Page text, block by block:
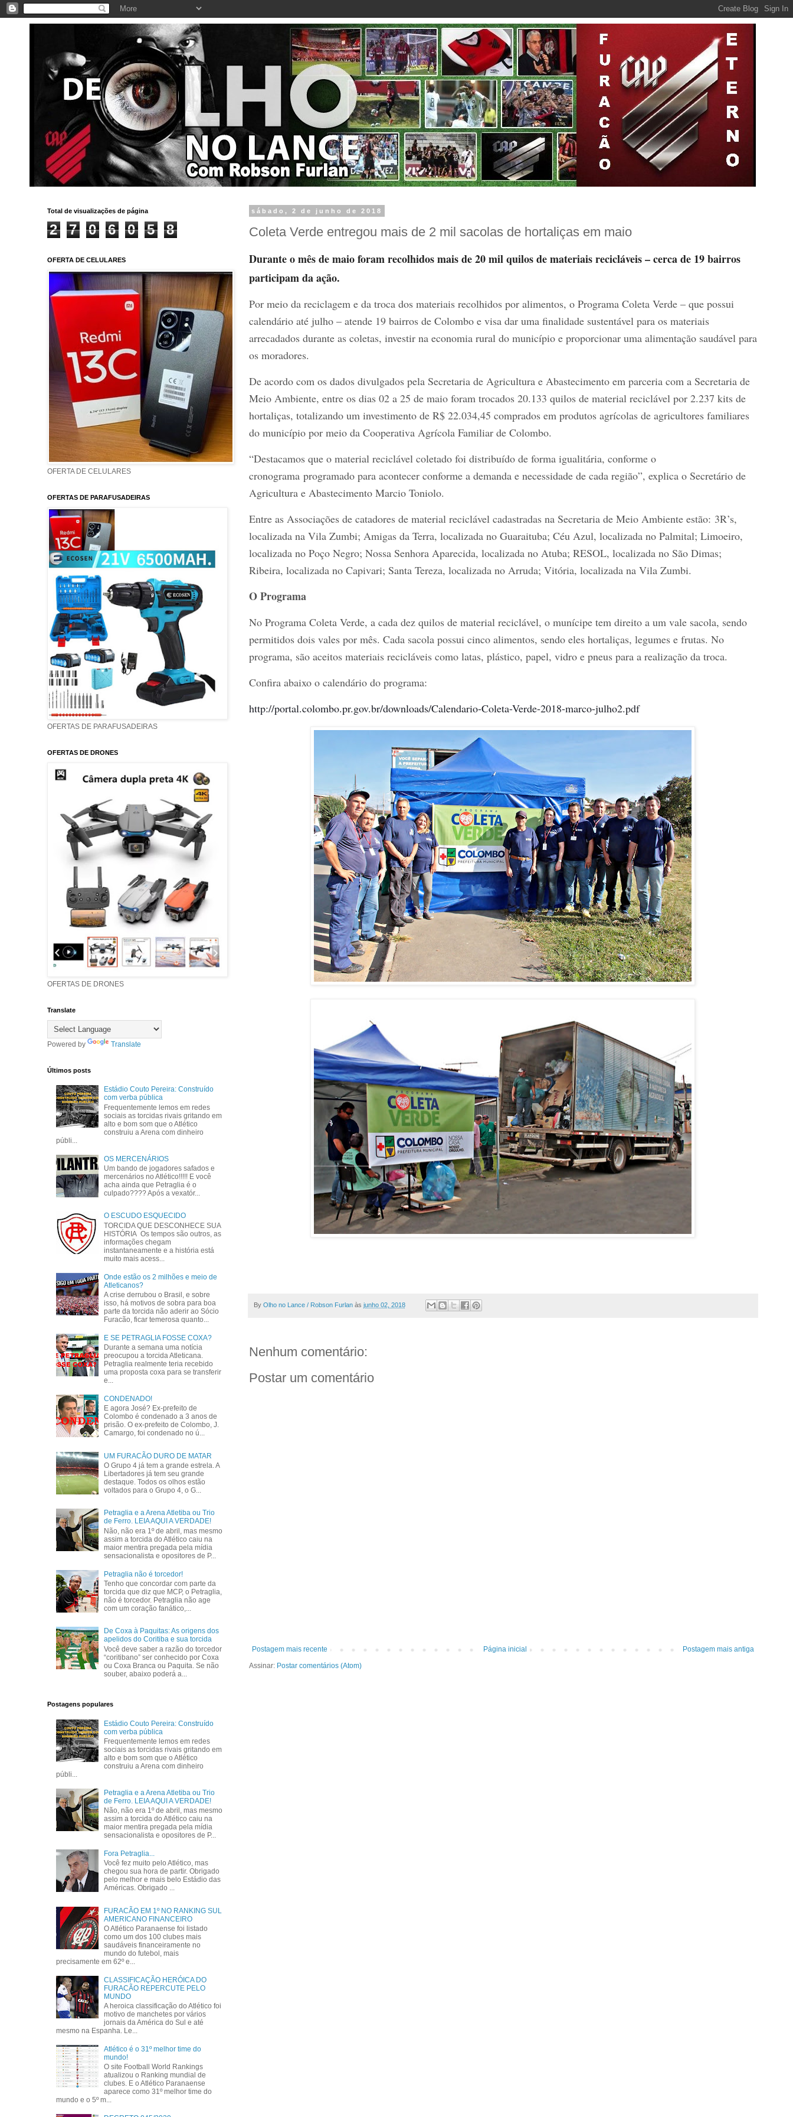
sábado, 2 de junho de 2018
Coleta Verde entregou mais de 2 mil sacolas de hortaliças em maio
Durante o mês de maio foram recolhidos mais de 20 mil quilos de materiais recicláveis – cerca de 19 bairros
participam da ação.
Por meio da reciclagem e da troca dos materiais recolhidos por alimentos, o Programa Coleta Verde – que possui
calendário até julho – atende 19 bairros de Colombo e visa dar uma finalidade sustentável para os materiais
arrecadados durante as coletas, investir na economia rural do município e proporcionar uma alimentação saudável para
os moradores.
De acordo com os dados divulgados pela Secretaria de Agricultura e Abastecimento em parceria com a Secretaria de
Meio Ambiente, entre os dias 02 a 25 de maio foram trocados 20.133 quilos de material reciclável por 2.237 kits de
hortaliças, totalizando um investimento de R$ 22.034,45 comprados em produtos agrícolas de agricultores familiares
do município por meio da Cooperativa Agrícola Familiar de Colombo.
“Destacamos que o material reciclável coletado foi distribuído de forma igualitária, conforme o
cronograma programado para acontecer conforme a demanda e necessidade de cada região”, explica o Secretário de
Agricultura e Abastecimento Marcio Toniolo.
Entre as Associações de catadores de material reciclável cadastradas na Secretaria de Meio Ambiente estão: 3R’s,
localizada na Vila Zumbi; Amigas da Terra, localizada no Guaraituba; Céu Azul, localizada no Palmital; Limoeiro,
localizada no Poço Negro; Nossa Senhora Aparecida, localizada no Atuba; RESOL, localizada no São Dimas;
Ribeira, localizada no Capivari; Santa Tereza, localizada no Arruda; Vitória, localizada na Vila Zumbi.
O Programa
No Programa Coleta Verde, a cada dez quilos de material reciclável, o munícipe tem direito a um vale sacola, sendo
permitidos dois vales por mês. Cada sacola possui cinco alimentos, sendo eles hortaliças, legumes e frutas. No
programa, são aceitos materiais recicláveis como latas, plástico, papel, vidro e pneus para a realização da troca.
Confira abaixo o calendário do programa:
http://portal.colombo.pr.gov.br/downloads/Calendario-Coleta-Verde-2018-marco-julho2.pdf
By Olho no Lance / Robson Furlan às junho 02, 2018
Nenhum comentário:
Postar um comentário
Postagem mais recente Postagem mais antiga
Página inicial
Assinar: Postar comentários (Atom)
Total de visualizações de página
2 7 0 6 0 5 8
OFERTA DE CELULARES
OFERTA DE CELULARES
OFERTAS DE PARAFUSADEIRAS
OFERTAS DE PARAFUSADEIRAS
OFERTAS DE DRONES
OFERTAS DE DRONES
Translate
Powered by Translate
Últimos posts
Estádio Couto Pereira: Construído
com verba pública
Frequentemente lemos em redes
sociais as torcidas rivais gritando em
alto e bom som que o Atlético
construiu a Arena com dinheiro
públi...
OS MERCENÁRIOS
Um bando de jogadores safados e
mercenários no Atlético!!!!! E você
acha ainda que Petraglia é o
culpado???? Após a vexatór...
O ESCUDO ESQUECIDO
TORCIDA QUE DESCONHECE SUA
HISTÓRIA Os tempos são outros, as
informações chegam
instantaneamente e a história está
muito mais acess...
Onde estão os 2 milhões e meio de
Atleticanos?
A crise derrubou o Brasil, e sobre
isso, há motivos de sobra para boa
parte da torcida não aderir ao Sócio
Furacão, ficar temerosa quanto...
E SE PETRAGLIA FOSSE COXA?
Durante a semana uma notícia
preocupou a torcida Atleticana.
Petraglia realmente teria recebido
uma proposta coxa para se transferir
e...
CONDENADO!
E agora José? Ex-prefeito de
Colombo é condenado a 3 anos de
prisão. O ex-prefeito de Colombo, J.
Camargo, foi condenado no ú...
UM FURACÃO DURO DE MATAR
O Grupo 4 já tem a grande estrela. A
Libertadores já tem seu grande
destaque. Todos os olhos estão
voltados para o Grupo 4, o G...
Petraglia e a Arena Atletiba ou Trio
de Ferro. LEIA AQUI A VERDADE!
Não, não era 1º de abril, mas mesmo
assim a torcida do Atlético caiu na
maior mentira pregada pela mídia
sensacionalista e opositores de P...
Petraglia não é torcedor!
Tenho que concordar com parte da
torcida que diz que MCP, o Petraglia,
não é torcedor. Petraglia não age
com um coração fanático,...
De Coxa à Paquitas: As origens dos
apelidos do Coritiba e sua torcida
Você deve saber a razão do torcedor
“coritibano” ser conhecido por Coxa
ou Coxa Branca ou Paquita. Se não
souber, abaixo poderá a...
Postagens populares
Estádio Couto Pereira: Construído
com verba pública
Frequentemente lemos em redes
sociais as torcidas rivais gritando em
alto e bom som que o Atlético
construiu a Arena com dinheiro
públi...
Petraglia e a Arena Atletiba ou Trio
de Ferro. LEIA AQUI A VERDADE!
Não, não era 1º de abril, mas mesmo
assim a torcida do Atlético caiu na
maior mentira pregada pela mídia
sensacionalista e opositores de P...
Fora Petraglia...
Você fez muito pelo Atlético, mas
chegou sua hora de partir. Obrigado
pelo melhor e mais belo Estádio das
Américas. Obrigado ...
FURACÃO EM 1º NO RANKING SUL
AMERICANO FINANCEIRO
O Atlético Paranaense foi listado
como um dos 100 clubes mais
saudáveis financeiramente no
mundo do futebol, mais
precisamente em 62º e...
CLASSIFICAÇÃO HERÓICA DO
FURACÃO REPERCUTE PELO
MUNDO
A heroica classificação do Atlético foi
motivo de manchetes por vários
jornais da América do Sul e até
mesmo na Espanha. Le...
Atlético é o 31º melhor time do
mundo!
O site Football World Rankings
atualizou o Ranking mundial de
clubes. E o Atlético Paranaense
aparece como 31º melhor time do
mundo e o 5º m...